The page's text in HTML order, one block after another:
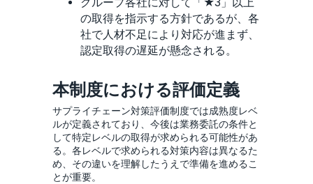
の取得を指示する方針であるが、各
社で人材不足により対応が進まず、
認定取得の遅延が懸念される。
本制度における評価定義
サプライチェーン対策評価制度では成熟度レベ
ルが定義されており、今後は業務委託の条件と
して特定レベルの取得が求められる可能性があ
る。各レベルで求められる対策内容は異なるた
め、その違いを理解したうえで準備を進めるこ
とが重要。